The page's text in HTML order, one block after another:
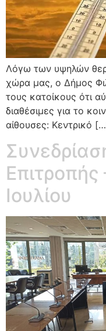
Λόγω των υψηλών
χώρα μας, ο Δήμος
τους κατοίκους ότι
διαθέσιμες για το
αίθουσες: Κεντρικό
Ιουλίου